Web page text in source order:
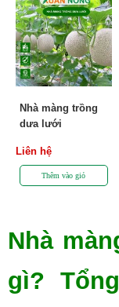
Nhà màng trồng
dưa lưới
Liên hệ
Nhà
gì?